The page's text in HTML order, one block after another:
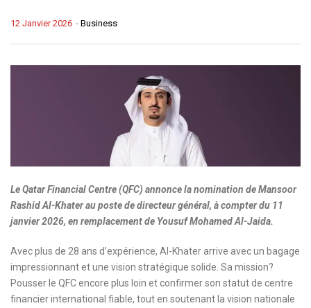
- Business
12 Janvier 2026
Le Qatar Financial Centre (QFC) annonce la nomination de Mansoor
Rashid Al-Khater au poste de directeur général, à compter du 11
janvier 2026, en remplacement de Yousuf Mohamed Al-Jaida.
Avec plus de 28 ans d’expérience, Al-Khater arrive avec un bagage
impressionnant et une vision stratégique solide. Sa mission?
Pousser le QFC encore plus loin et confirmer son statut de centre
financier international fiable, tout en soutenant la vision nationale